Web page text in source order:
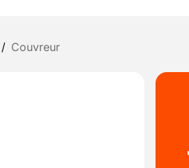
/ Couvreur